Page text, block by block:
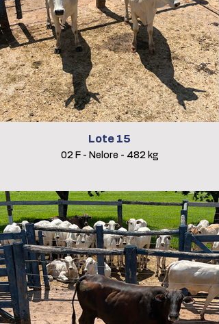
Lote 15
02 F - Nelore - 482 kg